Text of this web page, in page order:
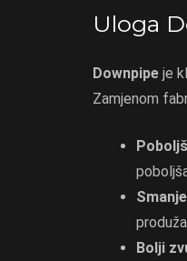
Uloga
Downpipe je
Zamjenom
Bolji